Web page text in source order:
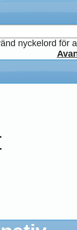
nyckelord för